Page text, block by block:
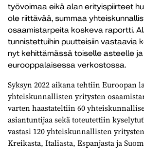
työvoimaa eikä alan erityispiirteet
ole riittävää, summaa
osaamistarpeita koskeva raportti.
tunnistettuihin puutteisiin vastaavia
nyt kehittämässä toiselle asteelle
eurooppalaisessa verkostossa.
Syksyn 2022 aikana tehtiin Euroopan
yhteiskunnallisten yritysten
varten haastateltiin 60
asiantuntijaa sekä toteutettiin
vastasi 120 yhteiskunnallisten
Kreikasta, Italiasta, Espanjasta ja